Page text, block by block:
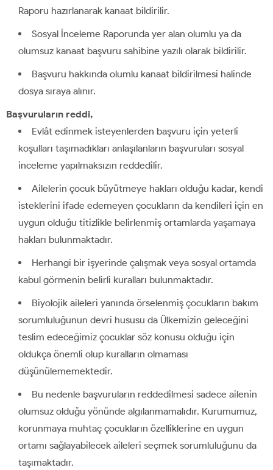
Raporu hazırlanarak kanaat bildirilir.
Sosyal İnceleme Raporunda yer alan olumlu ya da
olumsuz kanaat başvuru sahibine yazılı olarak bildirilir.
Başvuru hakkında olumlu kanaat bildirilmesi halinde
dosya sıraya alınır.
Başvuruların reddi,
Evlât edinmek isteyenlerden başvuru için yeterli
koşulları taşımadıkları anlaşılanların başvuruları sosyal
inceleme yapılmaksızın reddedilir.
Ailelerin çocuk büyütmeye hakları olduğu kadar, kendi
isteklerini ifade edemeyen çocukların da kendileri için en
uygun olduğu titizlikle belirlenmiş ortamlarda yaşamaya
hakları bulunmaktadır.
Herhangi bir işyerinde çalışmak veya sosyal ortamda
kabul görmenin belirli kuralları bulunmaktadır.
Biyolojik aileleri yanında örselenmiş çocukların bakım
sorumluluğunun devri hususu da Ülkemizin geleceğini
teslim edeceğimiz çocuklar söz konusu olduğu için
oldukça önemli olup kuralların olmaması
düşünülememektedir.
Bu nedenle başvuruların reddedilmesi sadece ailenin
olumsuz olduğu yönünde algılanmamalıdır. Kurumumuz,
korunmaya muhtaç çocukların özelliklerine en uygun
ortamı sağlayabilecek aileleri seçmek sorumluluğunu da
taşımaktadır.